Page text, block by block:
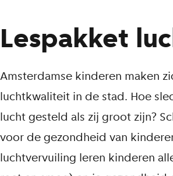
huidige
pagina
Lespakket
L
i
j
s
t
L
i
j
s
t
Amsterdamse kinderen maken
luchtkwaliteit in de stad. Hoe
lucht gesteld als zij groot zijn?
voor de gezondheid van
luchtvervuiling leren kinderen